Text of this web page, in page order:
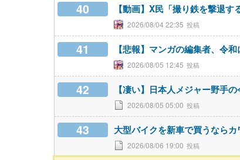
40 【動画】X民「撮り鉄を撃退
2026/08/04 22:35
41 【悲報】マンガの編集者、令
2026/08/05 12:45
42 【凄い】日本人メジャー野手
2026/08/05 05:00
43 大型バイクを新車で買うなら
2026/08/06 19:00